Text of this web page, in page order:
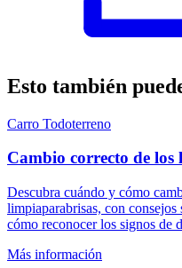
Esto también
Carro Todoterreno
Cambio correcto de
Descubra cuándo y cómo
limpiaparabrisas, con
cómo reconocer los signos de
Más información